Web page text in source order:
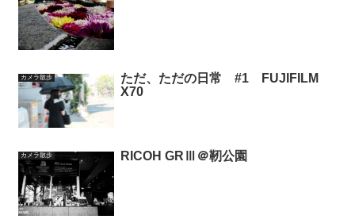
カメラ散歩
ただ、ただの日常 #1 FUJIFILM
X70
カメラ散歩 RICOH GRⅢ＠靭公園